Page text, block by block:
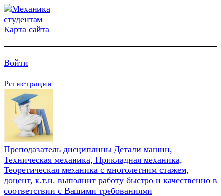
Карта сайта
Войти
Регистрация
Преподаватель дисциплины Детали машин,
Техническая механика, Прикладная механика,
Теоретическая механика с многолетним стажем,
доцент, к.т.н. выполнит работу быстро и качественно в
соответствии с Вашими требованиями